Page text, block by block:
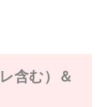
含む）＆